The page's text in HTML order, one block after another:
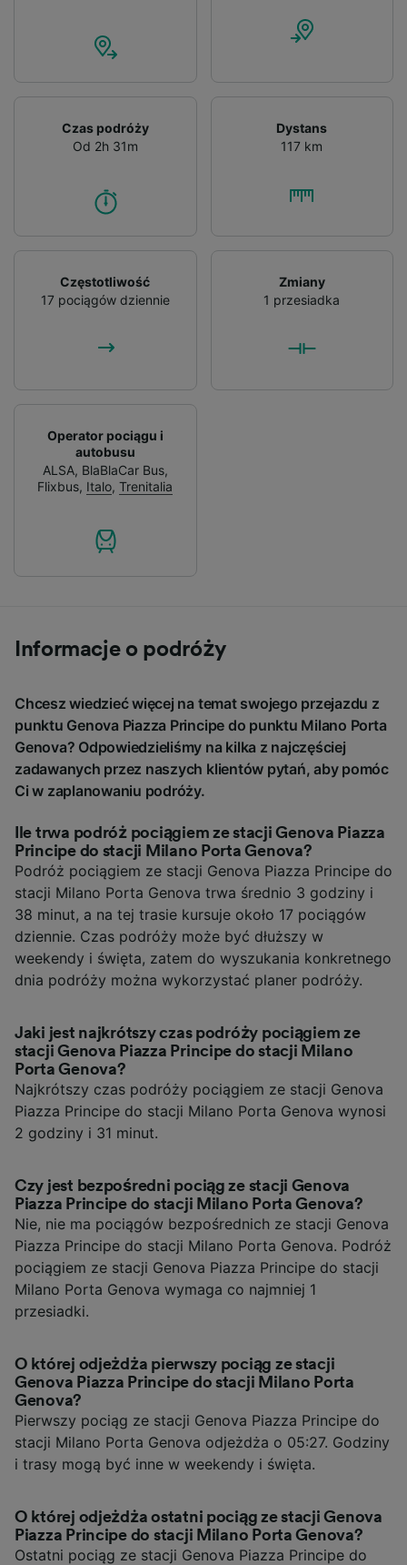
Czas podróży
Od 2h 31m
Dystans
117 km
Częstotliwość
17 pociągów dziennie
Zmiany
1 przesiadka
Operator pociągu i
autobusu
ALSA, BlaBlaCar Bus,
Flixbus, Italo,Trenitalia
Informacje o podróży
Chcesz wiedzieć więcej na temat swojego przejazdu z
punktu Genova Piazza Principe do punktu Milano Porta
Genova? Odpowiedzieliśmy na kilka z najczęściej
zadawanych przez naszych klientów pytań, aby pomóc
Ci w zaplanowaniu podróży.
Ile trwa podróż pociągiem ze stacji Genova Piazza
Principe do stacji Milano Porta Genova?
Podróż pociągiem ze stacji Genova Piazza Principe do
stacji Milano Porta Genova trwa średnio 3 godziny i
38 minut, a na tej trasie kursuje około 17 pociągów
dziennie. Czas podróży może być dłuższy w
weekendy i święta, zatem do wyszukania konkretnego
dnia podróży można wykorzystać planer podróży.
Jaki jest najkrótszy czas podróży pociągiem ze
stacji Genova Piazza Principe do stacji Milano
Porta Genova?
Najkrótszy czas podróży pociągiem ze stacji Genova
Piazza Principe do stacji Milano Porta Genova wynosi
2 godziny i 31 minut.
Czy jest bezpośredni pociąg ze stacji Genova
Piazza Principe do stacji Milano Porta Genova?
Nie, nie ma pociągów bezpośrednich ze stacji Genova
Piazza Principe do stacji Milano Porta Genova. Podróż
pociągiem ze stacji Genova Piazza Principe do stacji
Milano Porta Genova wymaga co najmniej 1
przesiadki.
O której odjeżdża pierwszy pociąg ze stacji
Genova Piazza Principe do stacji Milano Porta
Genova?
Pierwszy pociąg ze stacji Genova Piazza Principe do
stacji Milano Porta Genova odjeżdża o 05:27. Godziny
i trasy mogą być inne w weekendy i święta.
O której odjeżdża ostatni pociąg ze stacji Genova
Piazza Principe do stacji Milano Porta Genova?
Ostatni pociąg ze stacji Genova Piazza Principe do